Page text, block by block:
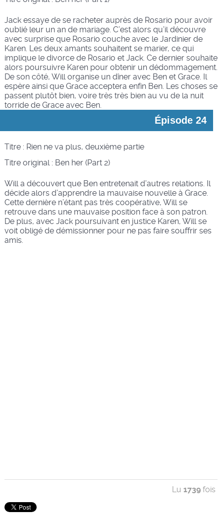
Jack essaye de se racheter auprès de Rosario pour avoir
oublié leur un an de mariage. C’est alors qu’il découvre
avec surprise que Rosario couche avec le Jardinier de
Karen. Les deux amants souhaitent se marier, ce qui
implique le divorce de Rosario et Jack. Ce dernier souhaite
alors poursuivre Karen pour obtenir un dédommagement.
De son côté, Will organise un dîner avec Ben et Grace. Il
espère ainsi que Grace acceptera enfin Ben. Les choses se
passent plutôt bien, voire très très bien au vu de la nuit
torride de Grace avec Ben.
Épisode 24
Titre : Rien ne va plus, deuxième partie
Titre original : Ben her (Part 2)
Will a découvert que Ben entretenait d’autres relations. Il
décide alors d’apprendre la mauvaise nouvelle à Grace.
Cette dernière n’étant pas très coopérative, Will se
retrouve dans une mauvaise position face à son patron.
De plus, avec Jack poursuivant en justice Karen, Will se
voit obligé de démissionner pour ne pas faire souffrir ses
amis.
Lu1739 fois